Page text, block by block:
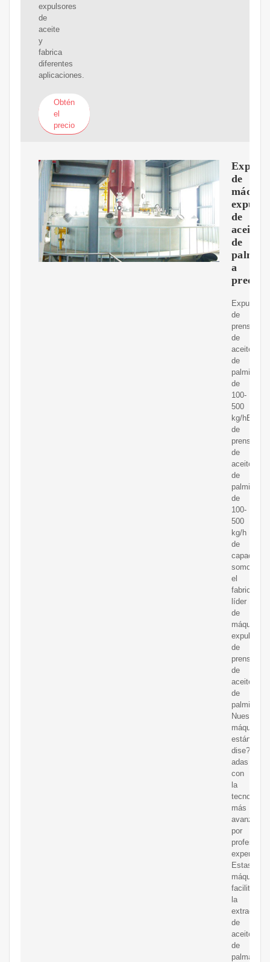
expulsores
de
aceite
y
fabrica
diferentes
aplicaciones.
Obtén
el
precio
de
de
aceite
de
palma
a
precio
Expulsor
de
prensa
de
aceite
de
palmiste
de
100-
500
kg/
de
prensa
de
aceite
de
palmiste
de
100-
500
kg/h
de
capacidad,
somos
el
fabricante
líder
de
máquinas
expulsoras
de
prensa
de
aceite
de
palmiste.
Nuestras
máquinas
están
dise?
adas
con
la
tecnología
más
avanzada
por
Estas
máquinas
facilitan
la
extracción
de
aceite
de
palma